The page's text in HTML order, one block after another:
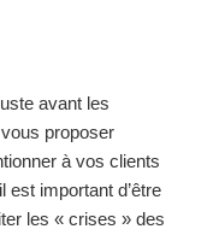
avant les
proposer
à vos clients
est important d’être
les « crises » des